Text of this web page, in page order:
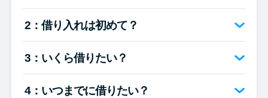
2：借り入れは初めて？
3：いくら借りたい？
4：いつまでに借りたい？